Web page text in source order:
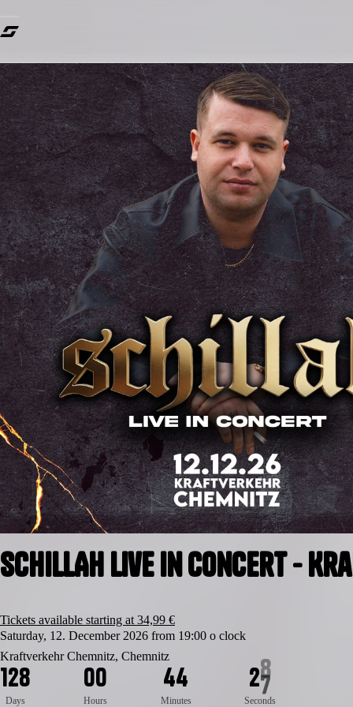
SCHILLAH live in Concert -
Tickets available starting at 34,99 €
Saturday, 12. December 2026 from 19:00 o clock
Kraftverkehr Chemnitz, Chemnitz
128
Days
00
Hours
44
Minutes
27
Seconds